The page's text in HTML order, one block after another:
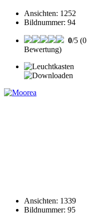
Ansichten: 1252
Bildnummer: 94
0/5 (0
Bewertung)
Ansichten: 1339
Bildnummer: 95